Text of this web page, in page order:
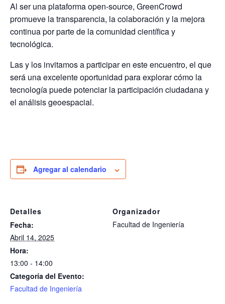
Al ser una plataformaopen-source, GreenCrowd
promueve la transparencia, la colaboración y la mejora
continua por parte de la comunidad científica y
tecnológica.
Las y los invitamos a participar en este encuentro, el que
será una excelente oportunidad para explorar cómo la
tecnología puede potenciar la participación ciudadana y
el análisis geoespacial.
Agregar al calendario
Detalles
Fecha:
Abril 14, 2025
Hora:
13:00 - 14:00
Categoría del Evento:
Facultad de Ingeniería
Organizador
Facultad de Ingeniería